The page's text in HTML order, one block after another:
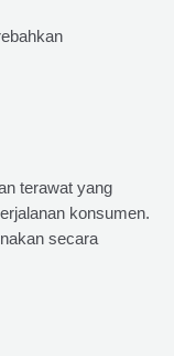
terawat yang
konsumen.
secara